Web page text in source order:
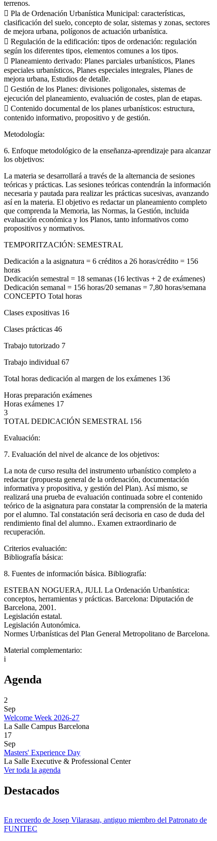
terrenos.
 Pla de Ordenación Urbanística Municipal: características,
clasificación del suelo, concepto de solar, sistemas y zonas, sectores
de mejora urbana, polígonos de actuación urbanística.
 Regulación de la edificación: tipos de ordenación: regulación
según los diferentes tipos, elementos comunes a los tipos.
 Planeamiento derivado: Planes parciales urbanísticos, Planes
especiales urbanísticos, Planes especiales integrales, Planes de
mejora urbana, Estudios de detalle.
 Gestión de los Planes: divisiones poligonales, sistemas de
ejecución del planeamiento, evaluación de costes, plan de etapas.
 Contenido documental de los planes urbanísticos: estructura,
contenido informativo, propositivo y de gestión.
Metodología:
6. Enfoque metodológico de la enseñanza-aprendizaje para alcanzar
los objetivos:
La materia se desarrollará a través de la alternancia de sesiones
teóricas y prácticas. Las sesiones teóricas contendrán la información
necesaria y pautada para realizar les prácticas sucesivas, avanzando
así en la materia. El objetivo es redactar un planeamiento completo
que comprenda la Memoria, las Normas, la Gestión, incluida
evaluación económica y los Planos, tanto informativos como
propositivos y normativos.
TEMPORITZACIÓN: SEMESTRAL
Dedicación a la asignatura = 6 créditos a 26 horas/crédito = 156
horas
Dedicación semestral = 18 semanas (16 lectivas + 2 de exámenes)
Dedicación semanal = 156 horas/20 semanas = 7,80 horas/semana
CONCEPTO Total horas
Clases expositivas 16
Clases prácticas 46
Trabajo tutorizado 7
Trabajo individual 67
Total horas dedicación al margen de los exámenes 136
Horas preparación exámenes
Horas exámenes 17
3
TOTAL DEDICACIÓN SEMESTRAL 156
Evaluación:
7. Evaluación del nivel de alcance de los objetivos:
La nota de curso resulta del instrumento urbanístico completo a
redactar (propuesta general de la ordenación, documentación
informativa y propositiva, y gestión del Plan). Así mismo, se
realizará una prueba de evaluación continuada sobre el contenido
teórico de la asignatura para constatar la comprensión de la materia
por el alumno. Tal constatación será decisoria en caso de duda del
rendimiento final del alumno.. Examen extraordinario de
recuperación.
Criterios evaluación:
Bibliografía básica:
8. Fuentes de información básica. Bibliografía:
ESTEBAN NOGUERA, JULI. La Ordenación Urbanística:
conceptos, herramientas y prácticas. Barcelona: Diputación de
Barcelona, 2001.
Legislación estatal.
Legislación Autonómica.
Normes Urbanísticas del Plan General Metropolitano de Barcelona.
Material complementario:
i
Agenda
2
Sep
Welcome Week 2026-27
La Salle Campus Barcelona
17
Sep
Masters' Experience Day
La Salle Executive & Professional Center
Ver toda la agenda
Destacados
En recuerdo de Josep Vilarasau, antiguo miembro del Patronato de
FUNITEC